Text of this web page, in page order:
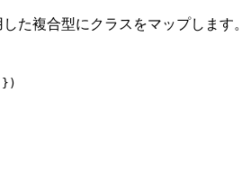
た複合型にクラスをマップします。